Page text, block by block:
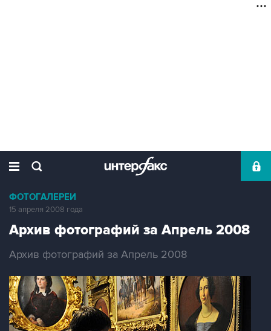
ФОТОГАЛЕРЕИ
15 апреля 2008 года
Архив фотографий за Апрель 2008
Архив фотографий за Апрель 2008